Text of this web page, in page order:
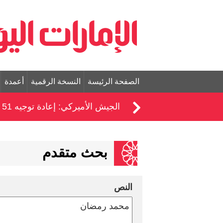
الصفحة الرئيسة النسخة الرقمية أعمدة
الجيش الأميركي: إعادة توجيه 51 سفينة ضمن الحصار على إيران
بحث متقدم
النص